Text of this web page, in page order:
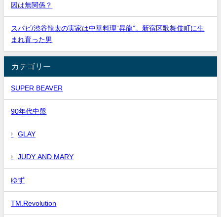
因は無関係？
スパビ/渋谷龍太の実家は中華料理”昇龍”。新宿区歌舞伎町に生
まれ育った男
カテゴリー
SUPER BEAVER
90年代中盤
GLAY
JUDY AND MARY
ゆず
TM.Revolution